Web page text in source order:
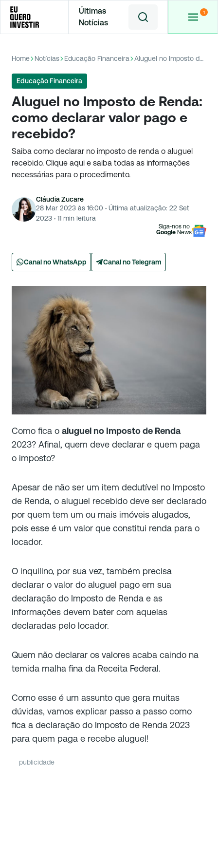
Últimas
Notícias
Home Notícias Educação Financeira Aluguel no Imposto de Renda: como declarar valor pago e recebido?
Educação Financeira
Aluguel no Imposto de Renda:
como declarar valor pago e
recebido?
Saiba como declarar no imposto de renda o aluguel
recebido. Clique aqui e saiba todas as informações
necessárias para o procedimento.
Cláudia Zucare
28 Mar 2023 às 16:00 · Última atualização: 22 Set
2023 · 11 min leitura
Siga-nos no
Google News
Canal no WhatsApp Canal no Telegram
Como fica o aluguel no Imposto de Renda
2023? Afinal, quem deve declarar e quem paga
o imposto?
Apesar de não ser um item dedutível no Imposto
de Renda, o aluguel recebido deve ser declarado
por quem tem um ou mais imóveis alugados,
pois esse é um valor que constitui renda para o
locador.
O inquilino, por sua vez, também precisa
declarar o valor do aluguel pago em sua
declaração do Imposto de Renda e as
informações devem bater com aquelas
declaradas pelo locador.
Quem não declarar os valores acaba caindo na
temida malha fina da Receita Federal.
Como esse é um assunto que gera muitas
dúvidas, vamos explicar passo a passo como
fica a declaração do Imposto de Renda 2023
para quem paga e recebe aluguel!
publicidade